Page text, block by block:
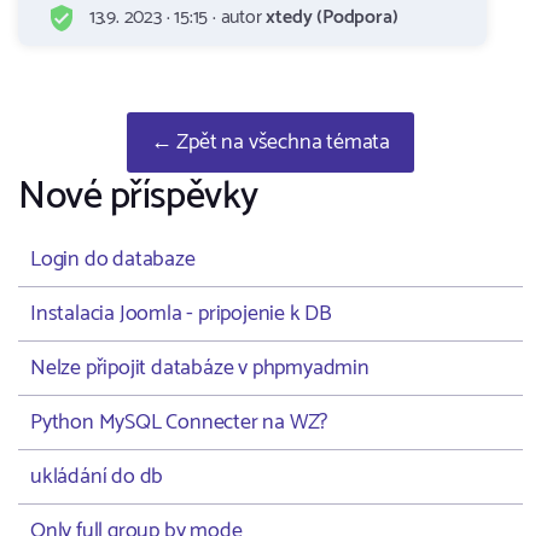
13.9. 2023 · 15:15 · autorxtedy (Podpora)
← Zpět na všechna témata
Nové příspěvky
Login do databaze
Instalacia Joomla - pripojenie k DB
Nelze připojit databáze v phpmyadmin
Python MySQL Connecter na WZ?
ukládání do db